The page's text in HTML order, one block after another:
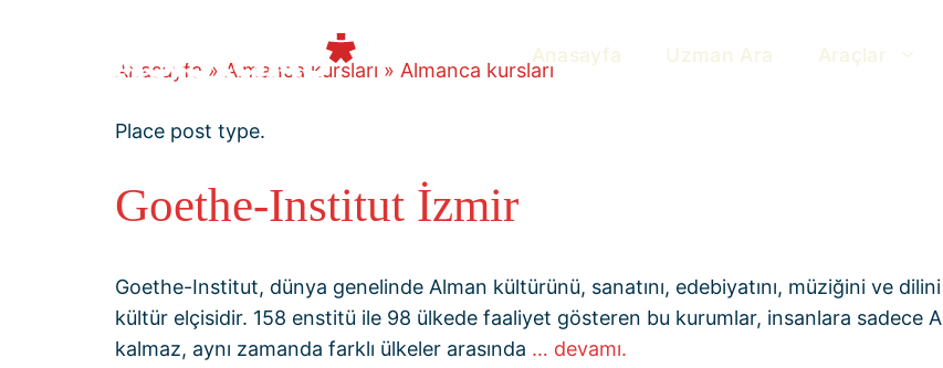
Anasayfa Uzman Ara Araçlar
Anasayfa » Almanca kursları » Almanca kursları
Place post type.
Goethe-Institut İzmir
Goethe-Institut, dünya genelinde Alman kültürünü, sanatını, edebiyatını, müziğini ve
kültür elçisidir. 158 enstitü ile 98 ülkede faaliyet gösteren bu kurumlar, insanlara sadece
kalmaz, aynı zamanda farklı ülkeler arasında … devamı.